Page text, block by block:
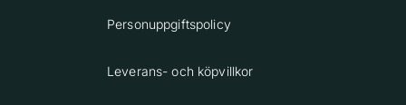
Personuppgiftspolicy
Leverans- och köpvillkor